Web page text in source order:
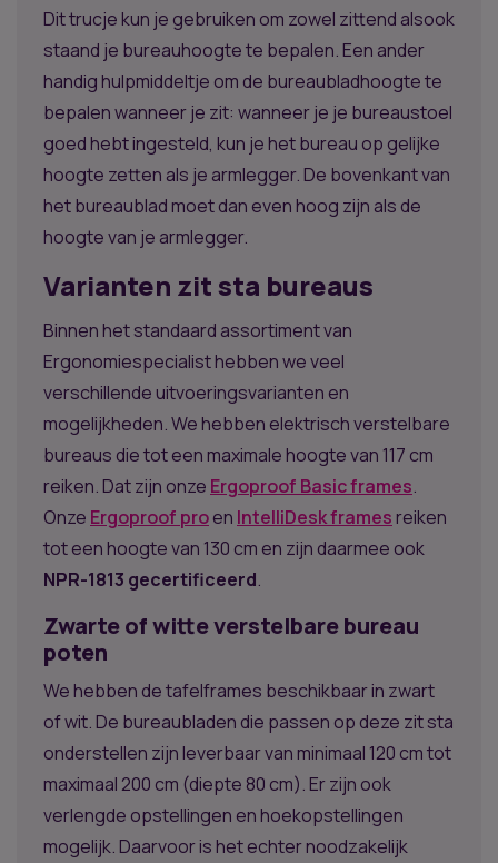
Dit trucje kun je gebruiken om zowel zittend alsook
staand je bureauhoogte te bepalen. Een ander
handig hulpmiddeltje om de bureaubladhoogte te
bepalen wanneer je zit: wanneer je je bureaustoel
goed hebt ingesteld, kun je het bureau op gelijke
hoogte zetten als je armlegger. De bovenkant van
het bureaublad moet dan even hoog zijn als de
hoogte van je armlegger.
Varianten zit sta bureaus
Binnen het standaard assortiment van
Ergonomiespecialist hebben we veel
verschillende uitvoeringsvarianten en
mogelijkheden. We hebben elektrisch verstelbare
bureaus die tot een maximale hoogte van 117 cm
reiken. Dat zijn onze Ergoproof Basic frames.
Onze Ergoproof proen IntelliDesk framesreiken
tot een hoogte van 130 cm en zijn daarmee ook
NPR-1813 gecertificeerd.
Zwarte of witte verstelbare bureau
poten
We hebben de tafelframes beschikbaar in zwart
of wit. De bureaubladen die passen op deze zit sta
onderstellen zijn leverbaar van minimaal 120 cm tot
maximaal 200 cm (diepte 80 cm). Er zijn ook
verlengde opstellingen en hoekopstellingen
mogelijk. Daarvoor is het echter noodzakelijk